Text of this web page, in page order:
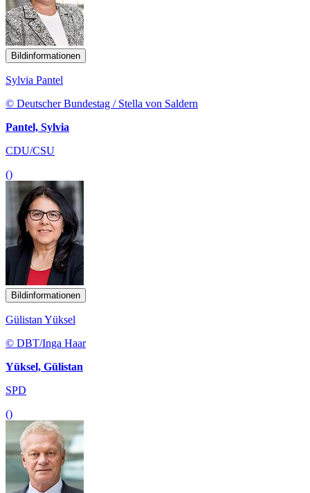
Bildinformationen
Sylvia Pantel
© Deutscher Bundestag / Stella von Saldern
Pantel, Sylvia
CDU/CSU
()
Bildinformationen
Gülistan Yüksel
© DBT/Inga Haar
Yüksel, Gülistan
SPD
()